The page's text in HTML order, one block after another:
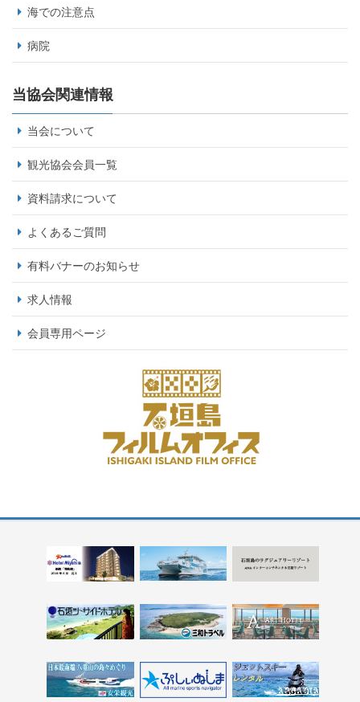
海での注意点
病院
当協会関連情報
当会について
観光協会会員一覧
資料請求について
よくあるご質問
有料バナーのお知らせ
求人情報
会員専用ページ